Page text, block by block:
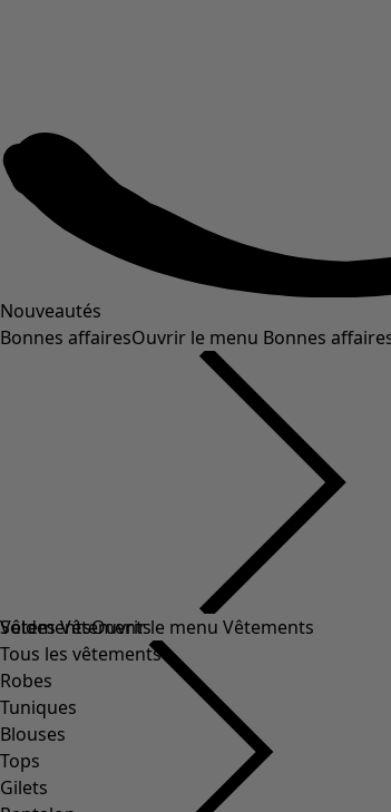
Nouveautés
Bonnes affairesOuvrir le menu Bonnes
Soldes Vêtements
Tous les vêtements
Robes
Tuniques
Blouses
Tops
Gilets
VêtementsOuvrir le menu Vêtements